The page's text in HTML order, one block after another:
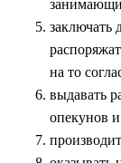
заключать
на то
выдавать
опекунов